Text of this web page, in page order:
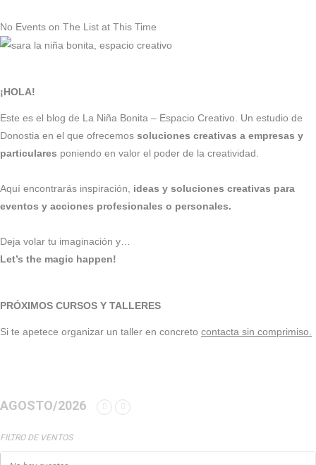
No Events on The List at This Time
¡HOLA!
Este es el blog de La Niña Bonita – Espacio Creativo. Un estudio de
Donostia en el que ofrecemos soluciones creativas a empresas y
particulares poniendo en valor el poder de la creatividad.
Aquí encontrarás inspiración,
ideas y soluciones creativas para
eventos y acciones profesionales o personales.
Deja volar tu imaginación y…
Let’s the magic happen!
PRÓXIMOS CURSOS Y TALLERES
Si te apetece organizar un taller en concreto contacta sin comprimiso.
AGOSTO/2026
FILTRO DE VENTOS